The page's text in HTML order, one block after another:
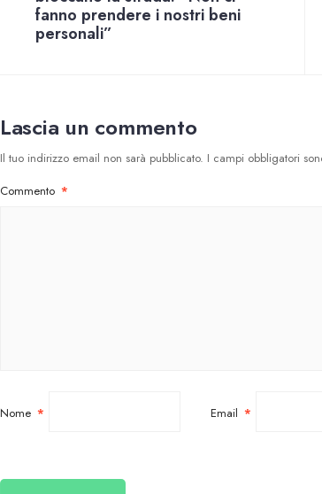
fanno prendere i nostri beni
personali”
Lascia un commento
Il tuo indirizzo email non sarà pubblicato. I campi obbligatori
Commento *
Nome * Email *